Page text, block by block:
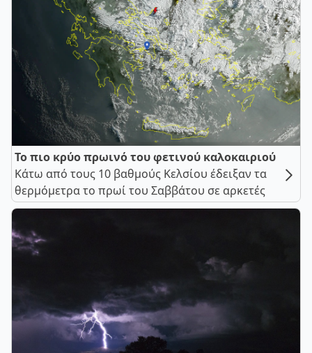
Το πιο κρύο πρωινό του φετινού καλοκαιριού
Κάτω από τους 10 βαθμούς Κελσίου έδειξαν τα
θερμόμετρα το πρωί του Σαββάτου σε αρκετές